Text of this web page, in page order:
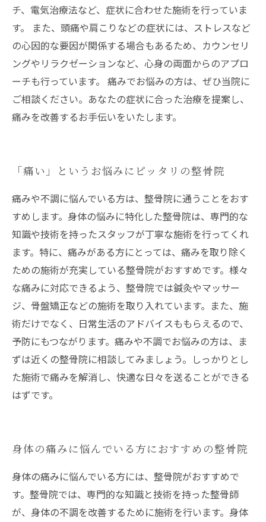
チ、電気治療法など、症状に合わせた施術を行っていま
す。 また、頭痛や肩こりなどの症状には、ストレスなど
の心因的な要因が関係する場合もあるため、カウンセリ
ングやリラクゼーションなど、心身の両面からのアプロ
ーチも行っています。 痛みでお悩みの方は、ぜひ当院に
ご相談ください。あなたの症状に合った治療を提案し、
痛みを改善するお手伝いをいたします。
「痛い」というお悩みにピッタリの整骨院
痛みや不調に悩んでいる方は、整骨院に通うことをおす
すめします。身体の悩みに特化した整骨院は、専門的な
知識や技術を持ったスタッフが丁寧な施術を行ってくれ
ます。特に、痛みがある方にとっては、痛みを取り除く
ための施術が充実している整骨院がおすすめです。様々
な痛みに対応できるよう、整骨院では鍼灸やマッサー
ジ、骨盤矯正などの施術を取り入れています。また、施
術だけでなく、日常生活のアドバイスももらえるので、
予防にもつながります。痛みや不調でお悩みの方は、ま
ずは近くの整骨院に相談してみましょう。しっかりとし
た施術で痛みを解消し、快適な日々を送ることができる
はずです。
身体の痛みに悩んでいる方におすすめの整骨院
身体の痛みに悩んでいる方には、整骨院がおすすめで
す。整骨院では、専門的な知識と技術を持った整骨師
が、身体の不調を改善するために施術を行います。身体